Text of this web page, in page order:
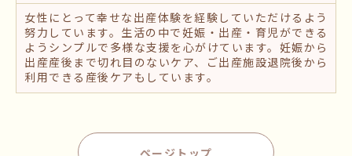
女性にとって幸せな出産体験を経験していただけるよう
努力しています。生活の中で妊娠・出産・育児ができる
ようシンプルで多様な支援を心がけています。妊娠から
出産産後まで切れ目のないケア、ご出産施設退院後から
利用できる産後ケアもしています。
ページトップ